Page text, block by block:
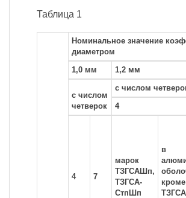
Таблица 1
Номинальное значение
диаметром
1,0 мм
1,2 мм
с числом
четверок
с числом
4
4 7
марок
ТЗГСАШп,
ТЗГСА-
СтпШп
в